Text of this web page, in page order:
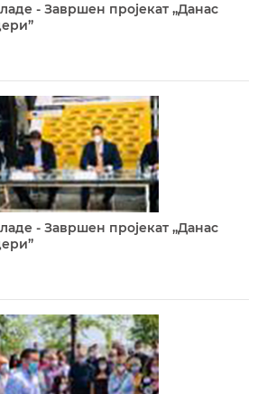
- Завршен пројекат „Данас
- Завршен пројекат „Данас